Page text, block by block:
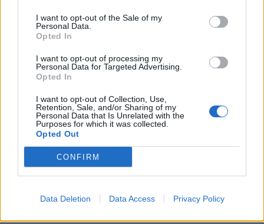
I want to opt-out of the Sale of my
Personal Data.
Opted In
I want to opt-out of processing my
Personal Data for Targeted Advertising.
Opted In
I want to opt-out of Collection, Use,
Retention, Sale, and/or Sharing of my
Personal Data that Is Unrelated with the
Purposes for which it was collected.
Opted Out
CONFIRM
Data Deletion Data Access Privacy Policy
09:29
Κασσάνοι: Όλα έτοιμα για την Γιορτή Κρεμμυδιού
Επιστρέφει το Φεστιβάλ Μουσικής Δωματίου Χανίων
Πειραιάς: Κορυφώνεται η έξοδος του Αυγούστου
09:12
Μέριλιν Μονρόε: 64 χρόνια από τη μέρα που πέρασε
στον μύθο - "Θα ήθελα να είχα γεννηθεί στην Ελλάδα"
χρυσή ευκαιρία μελέτης για ειδικούς επιστήμονες